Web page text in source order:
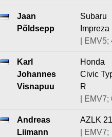
Jaan
Põldsepp
Subaru
Impreza
| EMV5;
Karl
Johannes
Visnapuu
Honda
Civic
R
| EMV7;
Andreas
Liimann
AZLK
| EMV7;